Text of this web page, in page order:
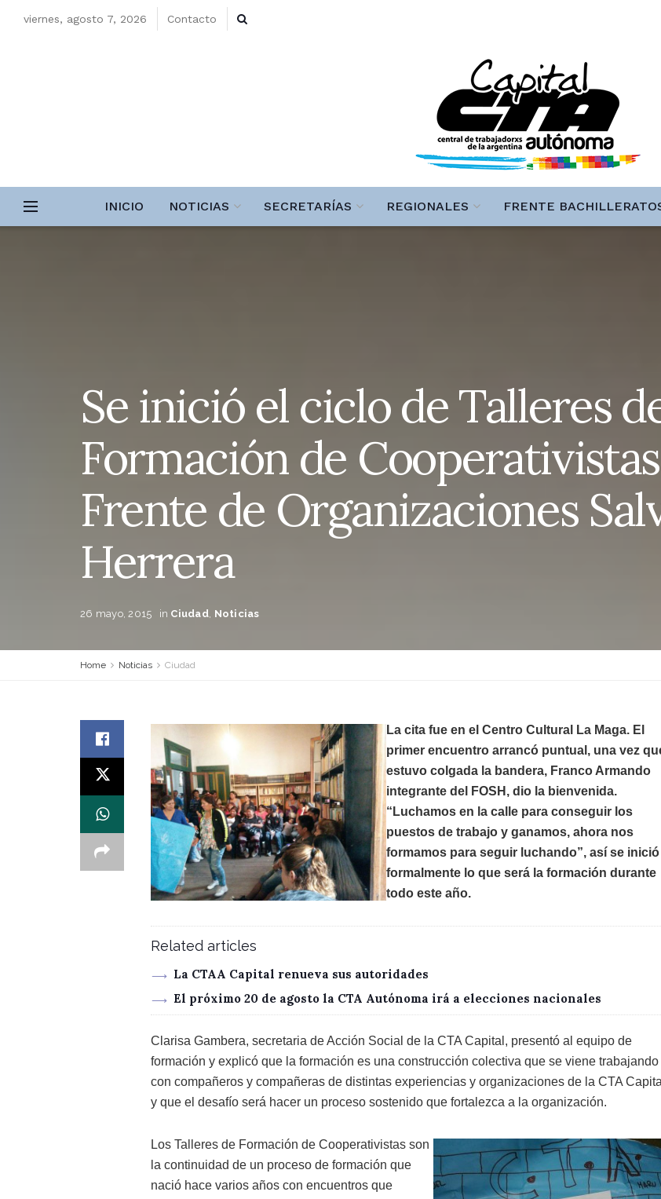
viernes, agosto 7, 2026 Contacto
INICIO NOTICIAS SECRETARÍAS REGIONALES FRENTE
Se inició el ciclo de Talleres
Formación de
Frente de Organizaciones
Herrera
26 mayo, 2015 in Ciudad, Noticias
Home Noticias Ciudad
La cita fue en el Centro Cultural La Maga. El
primer encuentro arrancó puntual, una vez
estuvo colgada la bandera, Franco Armando
integrante del FOSH, dio la bienvenida.
“Luchamos en la calle para conseguir los
puestos de trabajo y ganamos, ahora nos
formamos para seguir luchando”, así se inició
formalmente lo que será la formación durante
todo este año.
Related articles
La CTAA Capital renueva sus autoridades
El próximo 20 de agosto la CTA Autónoma irá a elecciones nacionales
Clarisa Gambera, secretaria de Acción Social de la CTA Capital, presentó al equipo de
formación y explicó que la formación es una construcción colectiva que se viene trabajando
con compañeros y compañeras de distintas experiencias y organizaciones de la CTA Capital
y que el desafío será hacer un proceso sostenido que fortalezca a la organización.
Los Talleres de Formación de Cooperativistas son
la continuidad de un proceso de formación que
nació hace varios años con encuentros que